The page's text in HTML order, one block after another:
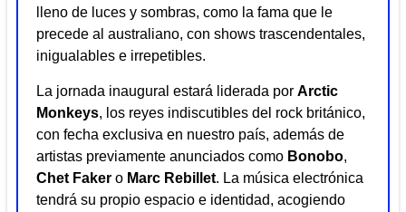
lleno de luces y sombras, como la fama que le
precede al australiano, con shows trascendentales,
inigualables e irrepetibles.
La jornada inaugural estará liderada por Arctic
Monkeys, los reyes indiscutibles del rock británico,
con fecha exclusiva en nuestro país, además de
artistas previamente anunciados como Bonobo,
Chet Faker o Marc Rebillet. La música electrónica
tendrá su propio espacio e identidad, acogiendo